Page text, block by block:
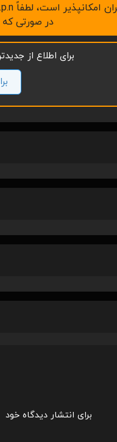
در صورتی که
برای اطلاع از
برای انتشار دیدگاه خود